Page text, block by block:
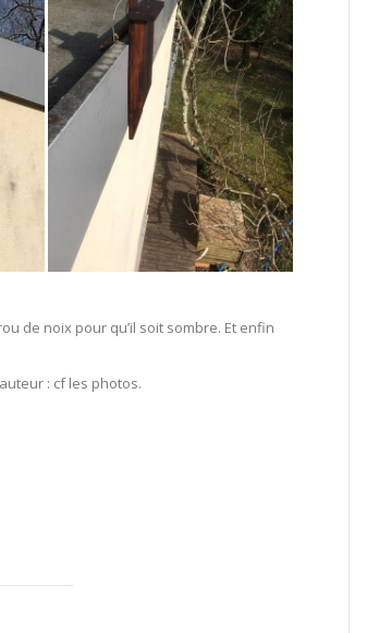
de noix pour qu’il soit sombre. Et enfin
: cf les photos.